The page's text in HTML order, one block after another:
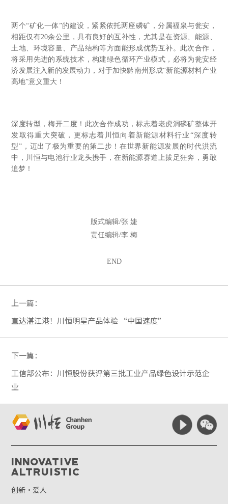
两个“矿化一体”的建设，紧紧依托两座磷矿，分属福泉与瓮安，
相距仅有20余公里，具有良好的互补性，尤其是在资源、能源、
土地、环境容量、产品结构等方面能形成优势互补。此次合作，
将采用先进的系统技术，构建绿色循环产业模式，必将为瓮安经
济发展注入新的发展动力，对于加快黔南州形成“新能源材料产业
高地”意义重大！
深度转型，梅开二度！此次合作成功，标志着老虎洞磷矿整体开
发取得重大突破，更标志着川恒向着新能源材料行业“深度转
型”，迈出了极为重要的第二步！在世界新能源发展的时代洪流
中，川恒与电池行业龙头携手，在新能源赛道上拔足狂奔，勇敢
追梦！
版式编辑/张 婕
责任编辑/李 梅
END
上一篇：
直达湛江港！川恒明星产品体验 “中国速度”
下一篇：
工信部公布：川恒股份获评第三批工业产品绿色设计示范企
业
Innovative
Altruistic
创新·爱人